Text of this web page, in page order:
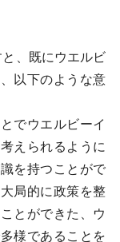
、既にウエルビ
以下のような意
でウエルビーイ
えられるように
を持つことがで
局的に政策を整
とができた、ウ
様であることを